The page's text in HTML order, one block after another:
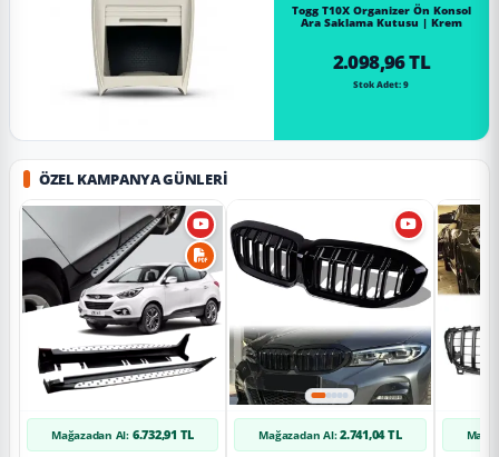
Togg T10X Organizer Ön Konsol
Ara Saklama Kutusu | Krem
2.098,96 TL
Stok Adet: 9
ÖZEL KAMPANYA GÜNLERI
Mağazadan Al: 6.732,91 TL Mağazadan Al: 2.741,04 TL